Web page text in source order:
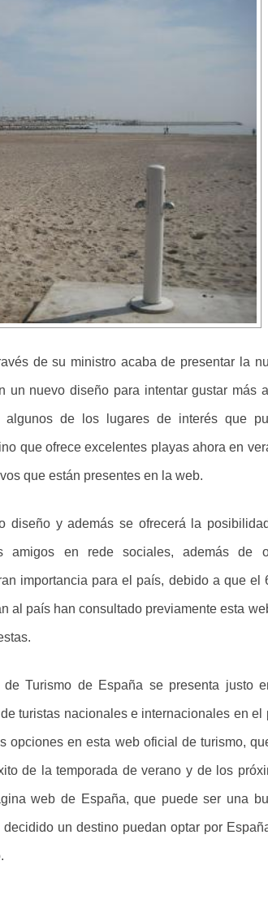
de su ministro acaba de presentar la
un nuevo diseño para intentar gustar más
de los lugares de interés que
que ofrece excelentes playas ahora en
que están presentes en la web.
diseño y además se ofrecerá la
amigos en rede sociales, además de
importancia para el país, debido a que el
al país han consultado previamente esta
Turismo de España se presenta justo
turistas nacionales e internacionales en el
opciones en esta web oficial de turismo,
de la temporada de verano y de los
web de España, que puede ser una
un destino puedan optar por